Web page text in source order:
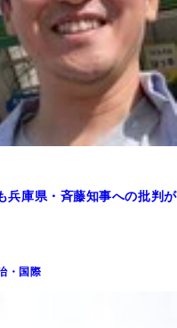
兵庫県・斉藤知事への批判が
・国際